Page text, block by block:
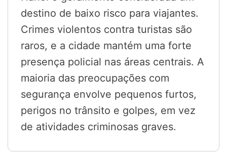
destino de baixo risco para viajantes.
Crimes violentos contra turistas são
raros, e a cidade mantém uma forte
presença policial nas áreas centrais. A
maioria das preocupações com
segurança envolve pequenos furtos,
perigos no trânsito e golpes, em vez
de atividades criminosas graves.